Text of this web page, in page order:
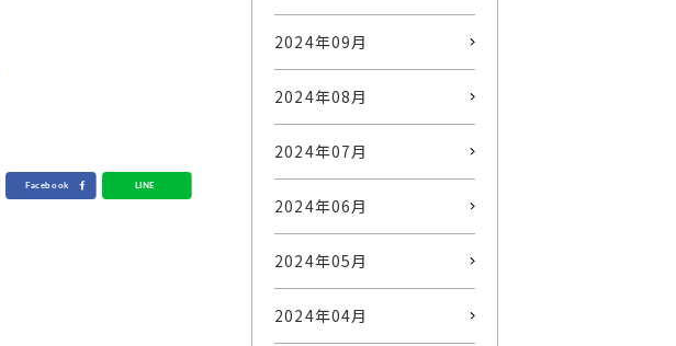
2024年09月
2024年08月
2024年07月
2024年06月
2024年05月
2024年04月